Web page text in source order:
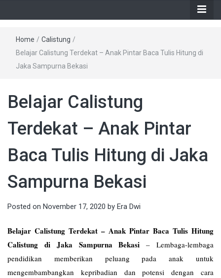
Home / Calistung /
Belajar Calistung Terdekat – Anak Pintar Baca Tulis Hitung di
Jaka Sampurna Bekasi
Belajar Calistung
Terdekat – Anak Pintar
Baca Tulis Hitung di Jaka
Sampurna Bekasi
Posted on November 17, 2020 by Era Dwi
Belajar Calistung Terdekat – Anak Pintar Baca Tulis Hitung
Calistung di Jaka Sampurna Bekasi –Lembaga-lembaga
pendidikan memberikan peluang pada anak untuk
mengembambangkan kepribadian dan potensi dengan cara